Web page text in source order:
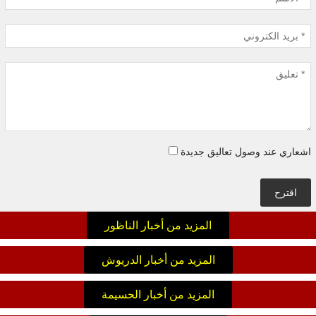
اشعاري عند وصول تعاليق جديدة
اقترح
المزيد من أخبار الناظور
المزيد من أخبار الدريوش
المزيد من أخبار الحسيمة